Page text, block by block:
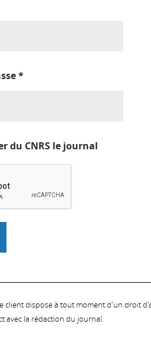
*
du CNRS le journal
client dispose à tout moment d'un droit
avec la rédaction du journal.